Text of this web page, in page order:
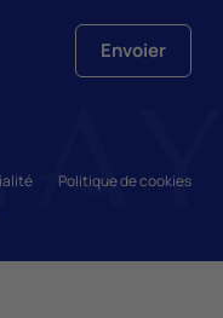
Envoier
Politique de cookies